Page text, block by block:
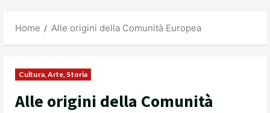
Home Alle origini della Comunità Europea
Cultura, Arte, Storia
Alle origini della Comunità